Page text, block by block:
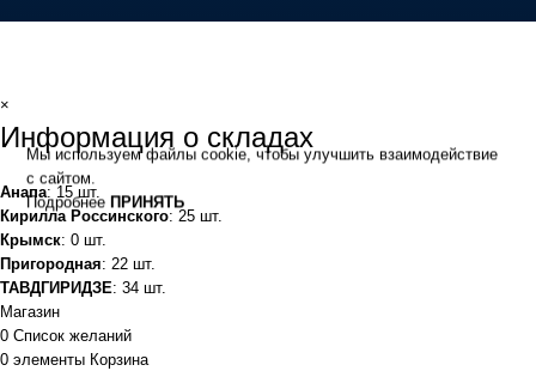
Мы используем файлы cookie, чтобы улучшить взаимодействие
с сайтом.
Подробнее ПРИНЯТЬ
×
Информация о складах
Анапа: 15 шт.
Кирилла Россинского: 25 шт.
Крымск: 0 шт.
Пригородная: 22 шт.
ТАВДГИРИДЗЕ: 34 шт.
Магазин
0 Список желаний
0 элементы Корзина